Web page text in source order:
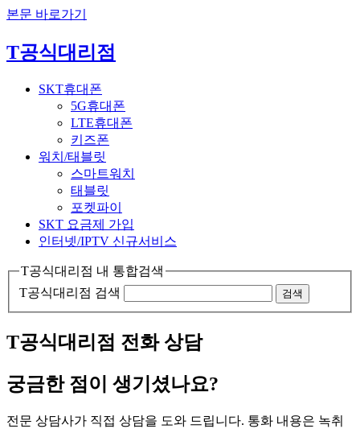
본문 바로가기
T공식대리점
SKT휴대폰
5G휴대폰
LTE휴대폰
키즈폰
워치/태블릿
스마트워치
태블릿
포켓파이
SKT 요금제 가입
인터넷/IPTV 신규서비스
T공식대리점 내 통합검색
T공식대리점 검색
검색
T공식대리점 전화 상담
궁금한 점이 생기셨나요?
전문 상담사가 직접 상담을 도와 드립니다. 통화 내용은 녹취